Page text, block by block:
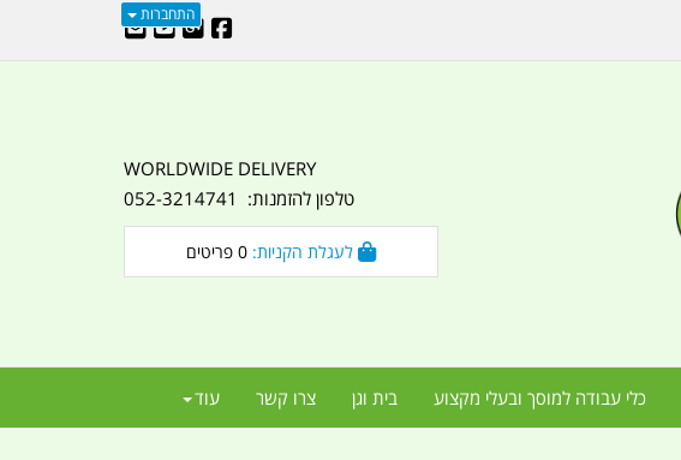
התחברות
WORLDWIDE DELIVERY
טלפון להזמנות: 052-3214741
0
כלי עבודה למוסך ובעלי מקצוע בית וגן צרו קשר עוד